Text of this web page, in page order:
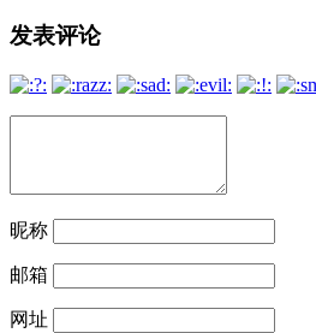
文
章
导
发表评论
昵称
邮箱
网址